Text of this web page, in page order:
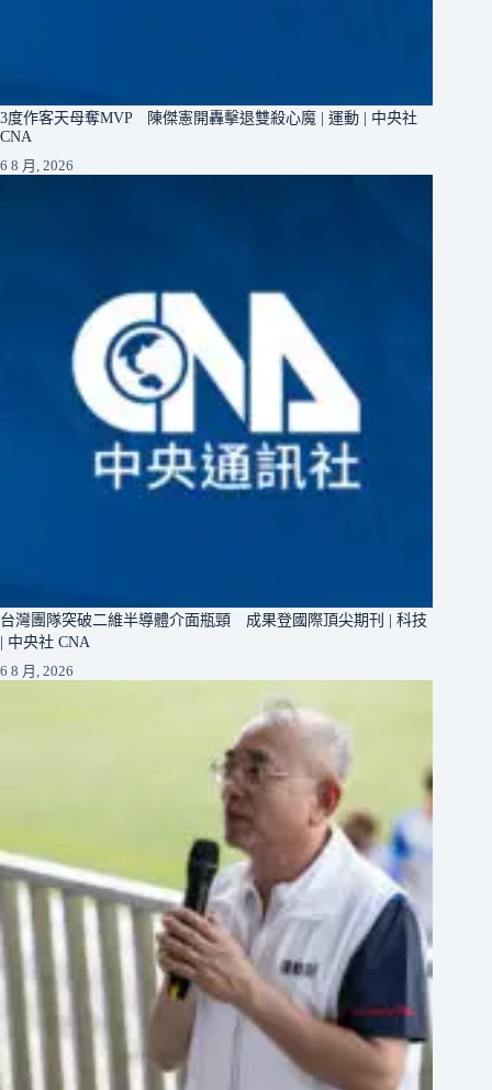
3度作客天母奪MVP 陳傑憲開轟擊退雙殺心魔 | 運動 | 中央社
CNA
6 8 月, 2026
台灣團隊突破二維半導體介面瓶頸 成果登國際頂尖期刊 | 科技
| 中央社 CNA
6 8 月, 2026